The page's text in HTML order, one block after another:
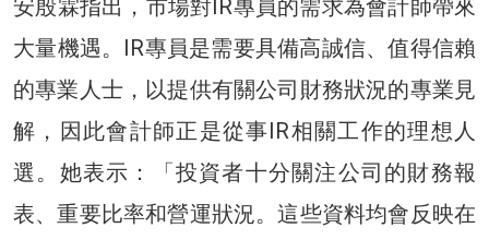
安殷霖指出，市場對IR專員的需求為會計師帶來
大量機遇。IR專員是需要具備高誠信、值得信賴
的專業人士，以提供有關公司財務狀況的專業見
解，因此會計師正是從事IR相關工作的理想人
選。她表示：「投資者十分關注公司的財務報
表、重要比率和營運狀況。這些資料均會反映在